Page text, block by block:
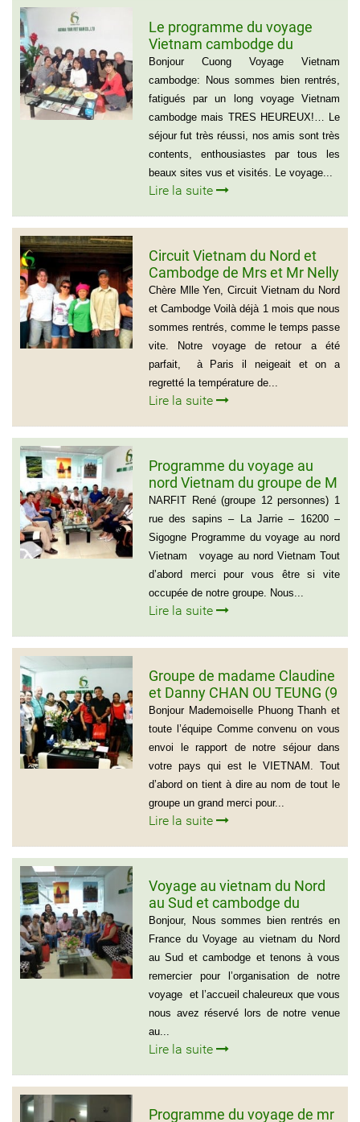
Le programme du voyage
Vietnam cambodge du
groupe de madame Anna
BOVO
Bonjour Cuong Voyage Vietnam
cambodge: Nous sommes bien rentrés,
fatigués par un long voyage Vietnam
cambodge mais TRES HEUREUX!… Le
séjour fut très réussi, nos amis sont très
contents, enthousiastes par tous les
beaux sites vus et visités. Le voyage...
Lire la suite
Circuit Vietnam du Nord et
Cambodge de Mrs et Mr Nelly
et Christian BROSSARD
Chère Mlle Yen, Circuit Vietnam du Nord
et Cambodge Voilà déjà 1 mois que nous
sommes rentrés, comme le temps passe
vite. Notre voyage de retour a été
parfait, à Paris il neigeait et on a
regretté la température de...
Lire la suite
Programme du voyage au
nord Vietnam du groupe de M
NARFIT RENÉ(12
PERSONNES)
NARFIT René (groupe 12 personnes) 1
rue des sapins – La Jarrie – 16200 –
Sigogne Programme du voyage au nord
Vietnam voyage au nord Vietnam Tout
d’abord merci pour vous être si vite
occupée de notre groupe. Nous...
Lire la suite
Groupe de madame Claudine
et Danny CHAN OU TEUNG (9
personnes)
Bonjour Mademoiselle Phuong Thanh et
toute l’équipe Comme convenu on vous
envoi le rapport de notre séjour dans
votre pays qui est le VIETNAM. Tout
d’abord on tient à dire au nom de tout le
groupe un grand merci pour...
Lire la suite
Voyage au vietnam du Nord
au Sud et cambodge du
groupe de Emilie CHAU – 6
personnes (21 jours)
Bonjour, Nous sommes bien rentrés en
France du Voyage au vietnam du Nord
au Sud et cambodge et tenons à vous
remercier pour l’organisation de notre
voyage et l’accueil chaleureux que vous
nous avez réservé lors de notre venue
au...
Lire la suite
Programme du voyage de mr